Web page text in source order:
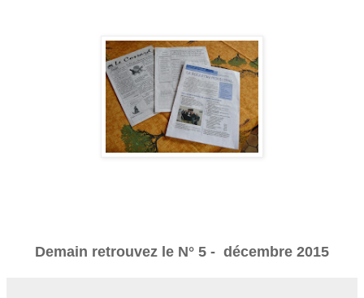
Demain retrouvez le N° 5 - décembre 2015